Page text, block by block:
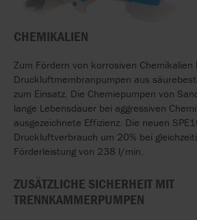
CHEMIKALIEN
Zum Fördern von korrosiven Chemikalien
Druckluftmembranpumpen aus
zum Einsatz. Die Chemiepumpen von
lange Lebensdauer bei aggressiven
ausgezeichnete Effizienz. Die neuen
Druckluftverbrauch um 20% bei
Förderleistung von 238 l/min.
ZUSÄTZLICHE SICHERHEIT MIT
TRENNKAMMERPUMPEN